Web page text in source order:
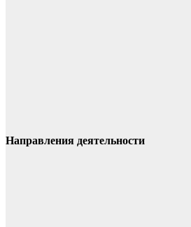
Направления деятельности